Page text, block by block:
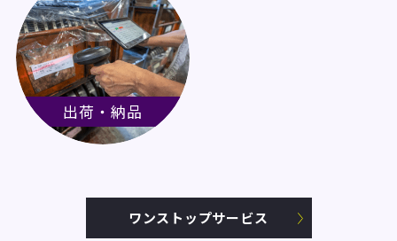
出荷・納品
ワンストップサービス